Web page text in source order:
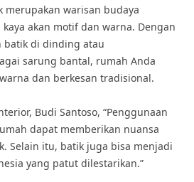
merupakan warisan budaya
akan motif dan warna. Dengan
batik di dinding atau
sarung bantal, rumah Anda
dan berkesan tradisional.
Budi Santoso, “Penggunaan
dapat memberikan nuansa
Selain itu, batik juga bisa menjadi
yang patut dilestarikan.”